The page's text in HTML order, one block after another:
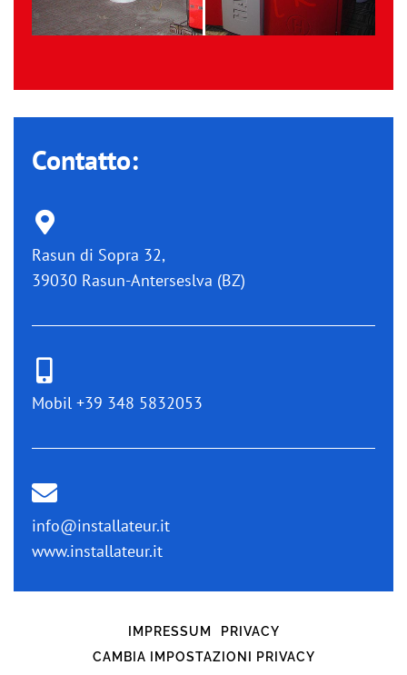
Contatto:
Rasun di Sopra 32,
39030 Rasun-Anterseslva (BZ)
Mobil ‭+39 348 5832053‬
info@installateur.it
www.installateur.it
IMPRESSUM
PRIVACY
CAMBIA IMPOSTAZIONI PRIVACY